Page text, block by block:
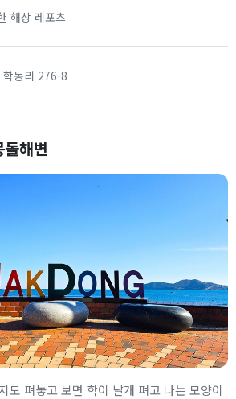
해변
도 펴놓고 보면 학이 날개 펴고 나는 모양이
해상 레포츠
학동리 276-8